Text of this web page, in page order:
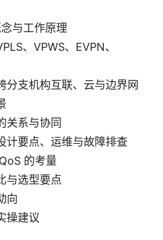
与工作原理
、VPWS、EVPN、
分支机构互联、云与边界网
关系与协同
计要点、运维与故障排查
的考量
与选型要点
向
操建议